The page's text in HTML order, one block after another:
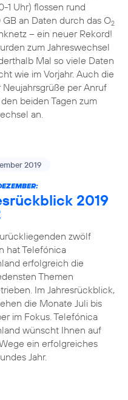
1 Uhr) flossen rund
an Daten durch das O2
– ein neuer Rekord!
zum Jahreswechsel
Mal so viele Daten
wie im Vorjahr. Auch die
Neujahrsgrüße per Anruf
beiden Tagen zum
an.
2019
2019
zwölf
hat Telefónica
erfolgreich die
Themen
Im Jahresrückblick,
die Monate Juli bis
im Fokus. Telefónica
wünscht Ihnen auf
ein erfolgreiches
Jahr.